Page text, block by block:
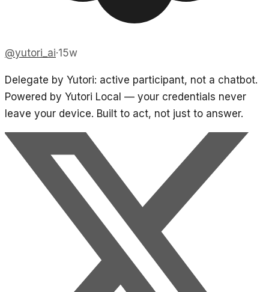
@yutori_ai·15w
Delegate by Yutori: active participant, not a chatbot.
Powered by Yutori Local — your credentials never
leave your device. Built to act, not just to answer.